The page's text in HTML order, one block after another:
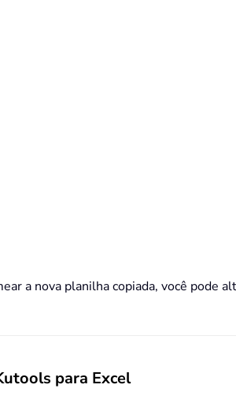
a nova planilha copiada, você pode
para Excel